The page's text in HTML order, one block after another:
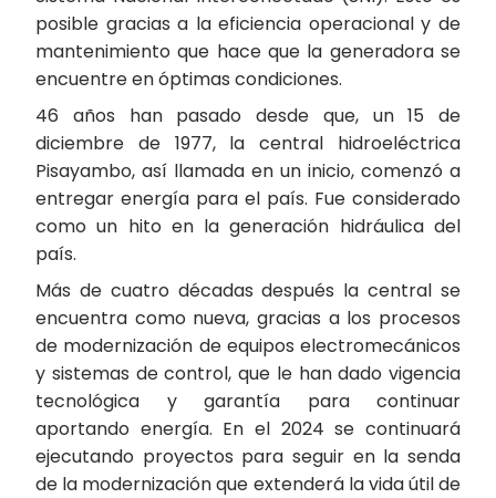
posible gracias a la eficiencia operacional y de
mantenimiento que hace que la generadora se
encuentre en óptimas condiciones.
46 años han pasado desde que, un 15 de
diciembre de 1977, la central hidroeléctrica
Pisayambo, así llamada en un inicio, comenzó a
entregar energía para el país. Fue considerado
como un hito en la generación hidráulica del
país.
Más de cuatro décadas después la central se
encuentra como nueva, gracias a los procesos
de modernización de equipos electromecánicos
y sistemas de control, que le han dado vigencia
tecnológica y garantía para continuar
aportando energía. En el 2024 se continuará
ejecutando proyectos para seguir en la senda
de la modernización que extenderá la vida útil de